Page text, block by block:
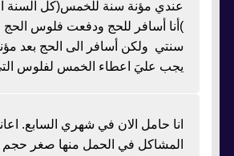
عندي مؤنة سنة للخمس(كل
)أنا أسافر للحج ودفعت فلوس الحج
سنتي ولكن أسافر الى الحج بعد
يجب عليَ اعطاء الخمس لفلوس
انا حامل الان في شهري السابع.
المشاكل في الحمل منها صغر حجم